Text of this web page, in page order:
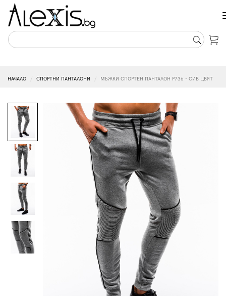
НАЧАЛО СПОРТНИ ПАНТАЛОНИ МЪЖКИ СПОРТЕН ПАНТАЛОН P736 - СИВ ЦВЯТ